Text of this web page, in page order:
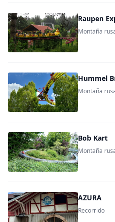
Raupen
Montaña
Hummel
Montaña
Bob Kart
Montaña
AZURA
Recorrido